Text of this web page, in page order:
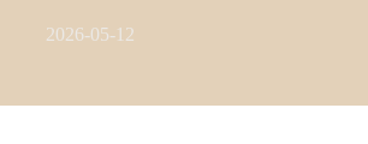
2026-05-12